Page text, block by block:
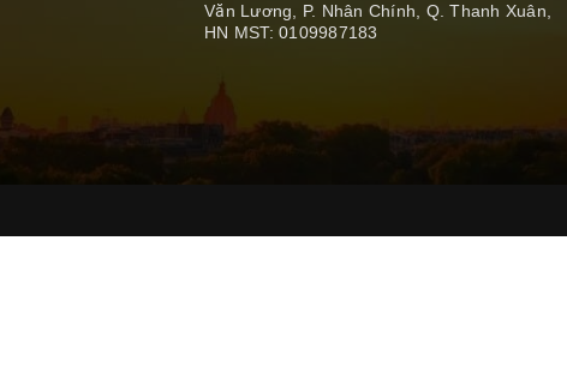
Văn Lương, P. Nhân Chính, Q. Thanh Xuân,
HN MST: 0109987183